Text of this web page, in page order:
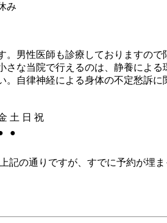
み
。男性医師も診療しておりますの
さな当院で行えるのは、静養によ
。自律神経による身体の不定愁訴
土 日 祝
●
記の通りですが、すでに予約が埋